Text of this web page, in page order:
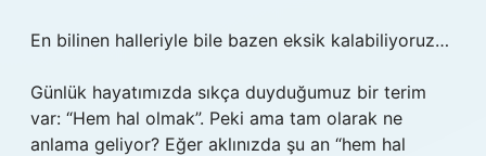
En bilinen halleriyle bile bazen eksik kalabiliyoruz…
Günlük hayatımızda sıkça duyduğumuz bir terim
var: “Hem hal olmak”. Peki ama tam olarak ne
anlama geliyor? Eğer aklınızda şu an “hem hal